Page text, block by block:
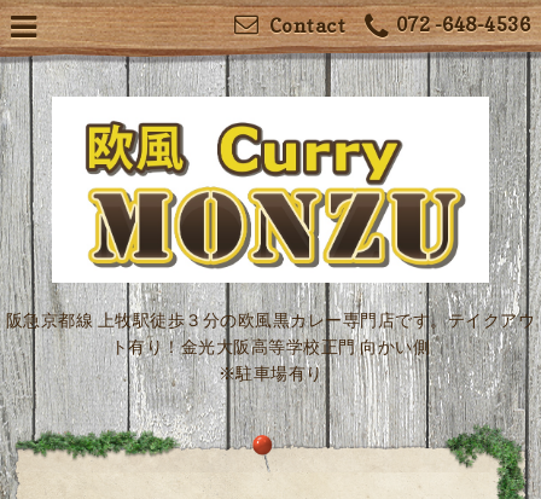
072 -648-4536
Contact
阪急京都線 上牧駅徒歩３分の欧風黒カレー専門店です。テイクアウ
ト有り！金光大阪高等学校正門 向かい側
※駐車場有り